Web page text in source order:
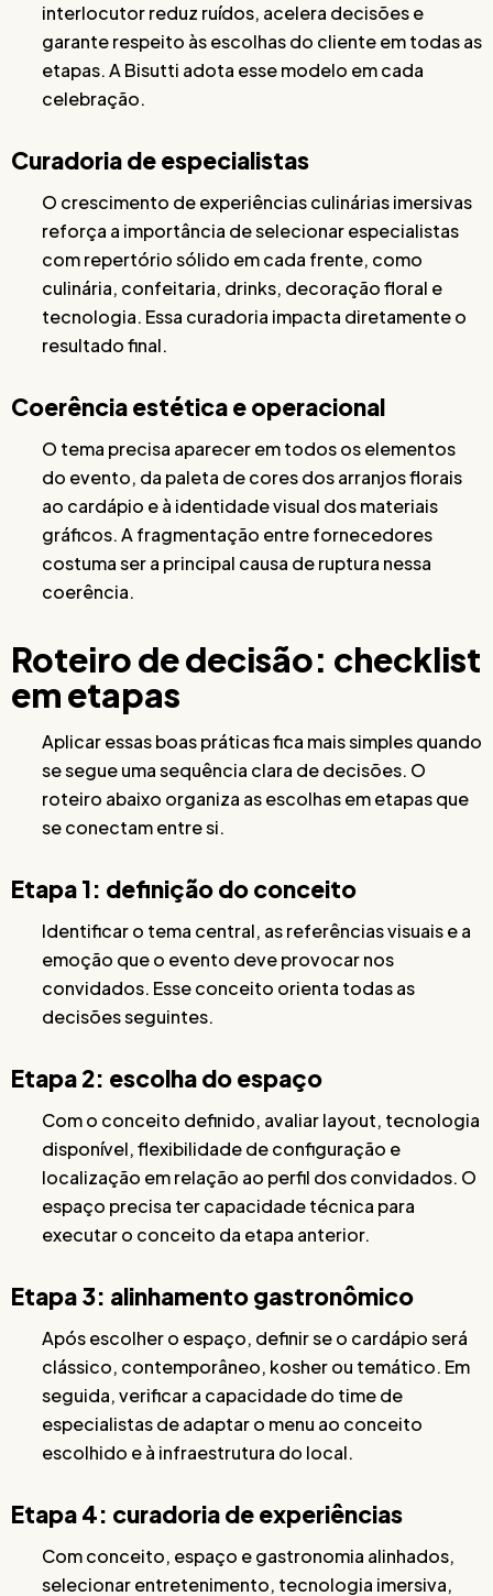
interlocutor reduz ruídos, acelera decisões e
garante respeito às escolhas do cliente em todas as
etapas. A Bisutti adota esse modelo em cada
celebração.
Curadoria de especialistas
O crescimento de experiências culinárias imersivas
reforça a importância de selecionar especialistas
com repertório sólido em cada frente, como
culinária, confeitaria, drinks, decoração floral e
tecnologia. Essa curadoria impacta diretamente o
resultado final.
Coerência estética e operacional
O tema precisa aparecer em todos os elementos
do evento, da paleta de cores dos arranjos florais
ao cardápio e à identidade visual dos materiais
gráficos. A fragmentação entre fornecedores
costuma ser a principal causa de ruptura nessa
coerência.
Roteiro de decisão: checklist
em etapas
Aplicar essas boas práticas fica mais simples quando
se segue uma sequência clara de decisões. O
roteiro abaixo organiza as escolhas em etapas que
se conectam entre si.
Etapa 1: definição do conceito
Identificar o tema central, as referências visuais e a
emoção que o evento deve provocar nos
convidados. Esse conceito orienta todas as
decisões seguintes.
Etapa 2: escolha do espaço
Com o conceito definido, avaliar layout, tecnologia
disponível, flexibilidade de configuração e
localização em relação ao perfil dos convidados. O
espaço precisa ter capacidade técnica para
executar o conceito da etapa anterior.
Etapa 3: alinhamento gastronômico
Após escolher o espaço, definir se o cardápio será
clássico, contemporâneo, kosher ou temático. Em
seguida, verificar a capacidade do time de
especialistas de adaptar o menu ao conceito
escolhido e à infraestrutura do local.
Etapa 4: curadoria de experiências
Com conceito, espaço e gastronomia alinhados,
selecionar entretenimento, tecnologia imersiva,